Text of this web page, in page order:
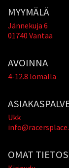
MYYMÄLÄ
Jännekuja 6
01740 Vantaa
AVOINNA
4-12.8 lomalla
Ukk
OMAT